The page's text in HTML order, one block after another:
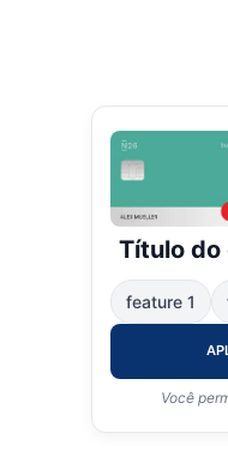
Título
feature 1
Você